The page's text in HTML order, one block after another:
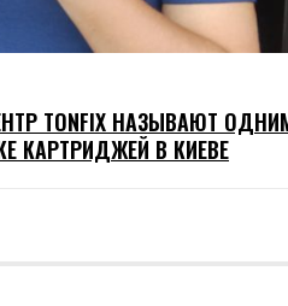
TONFIX НАЗЫВАЮТ
КАРТРИДЖЕЙ В КИЕВЕ